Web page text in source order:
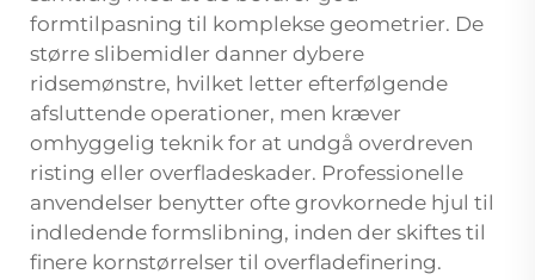
formtilpasning til komplekse geometrier. De
større slibemidler danner dybere
ridsemønstre, hvilket letter efterfølgende
afsluttende operationer, men kræver
omhyggelig teknik for at undgå overdreven
risting eller overfladeskader. Professionelle
anvendelser benytter ofte grovkornede hjul til
indledende formslibning, inden der skiftes til
finere kornstørrelser til overfladefinering.